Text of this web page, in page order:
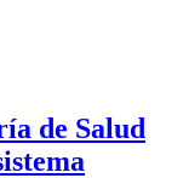
de Salud